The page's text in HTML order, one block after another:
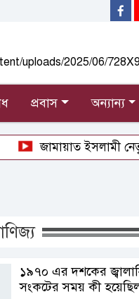
প্রবাস অন্যান্য
জামায়াত ইসলামী
১৯৭০ এর দশকের
সংকটের সময় কী